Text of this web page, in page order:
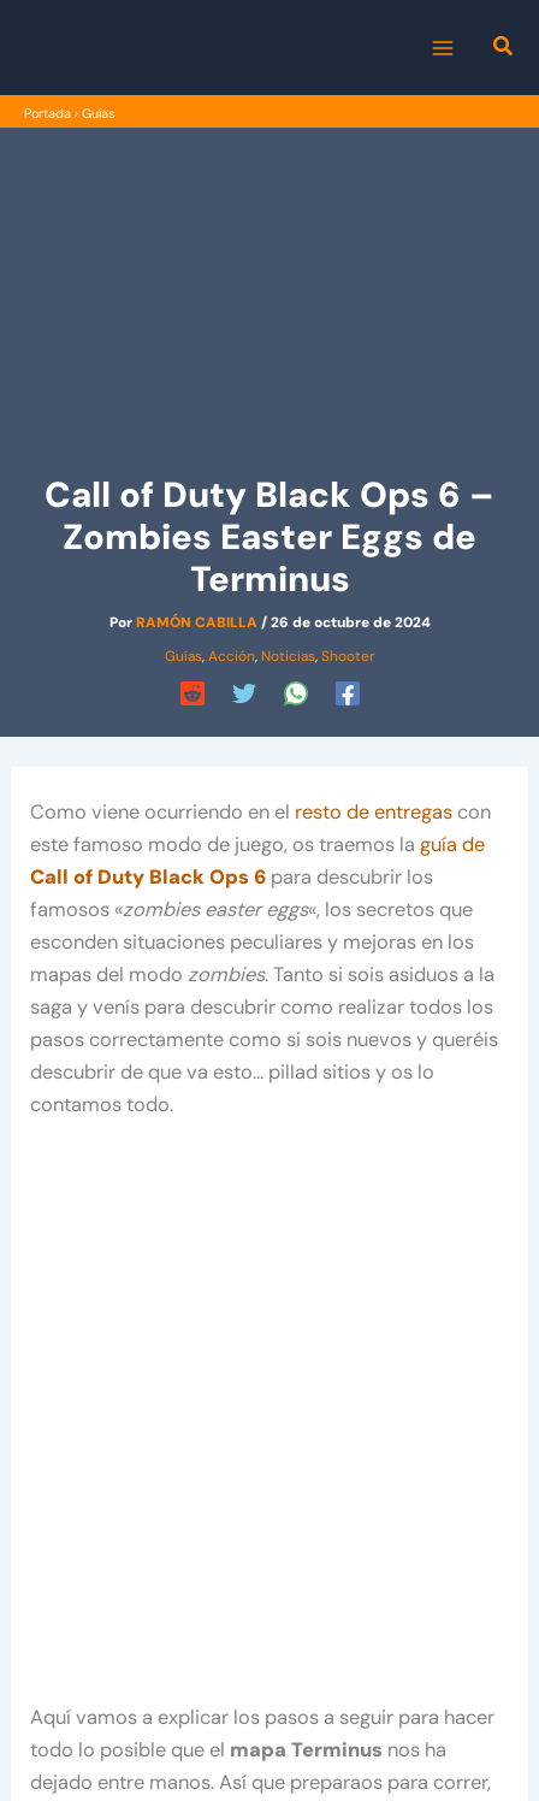
MENU
Portada › Guías
Call of Duty Black Ops 6 –
Zombies Easter Eggs de
Terminus
PorRAMÓN CABILLA/26 de octubre de 2024
Guías,Acción, Noticias,Shooter
Como viene ocurriendo en el resto de entregas con
este famoso modo de juego, os traemos laguía de
Call of Duty Black Ops 6 para descubrir los
famosos «zombies easter eggs«, los secretos que
esconden situaciones peculiares y mejoras en los
mapas del modozombies. Tanto si sois asiduos a la
saga y venís para descubrir como realizar todos los
pasos correctamente como si sois nuevos y queréis
descubrir de que va esto… pillad sitios y os lo
contamos todo.
Aquí vamos a explicar los pasos a seguir para hacer
todo lo posible que el mapa Terminus nos ha
dejado entre manos. Así que preparaos para correr,